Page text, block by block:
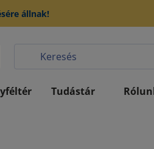
állnak!
Tudástár